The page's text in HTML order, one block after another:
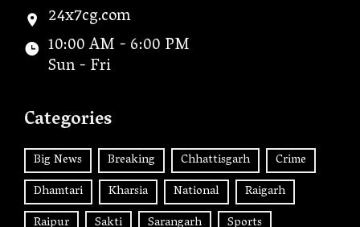
24x7cg.com
10:00 AM - 6:00 PM
Sun - Fri
Categories
Big News Breaking Chhattisgarh
Crime
Dhamtari
Kharsia National
Raigarh